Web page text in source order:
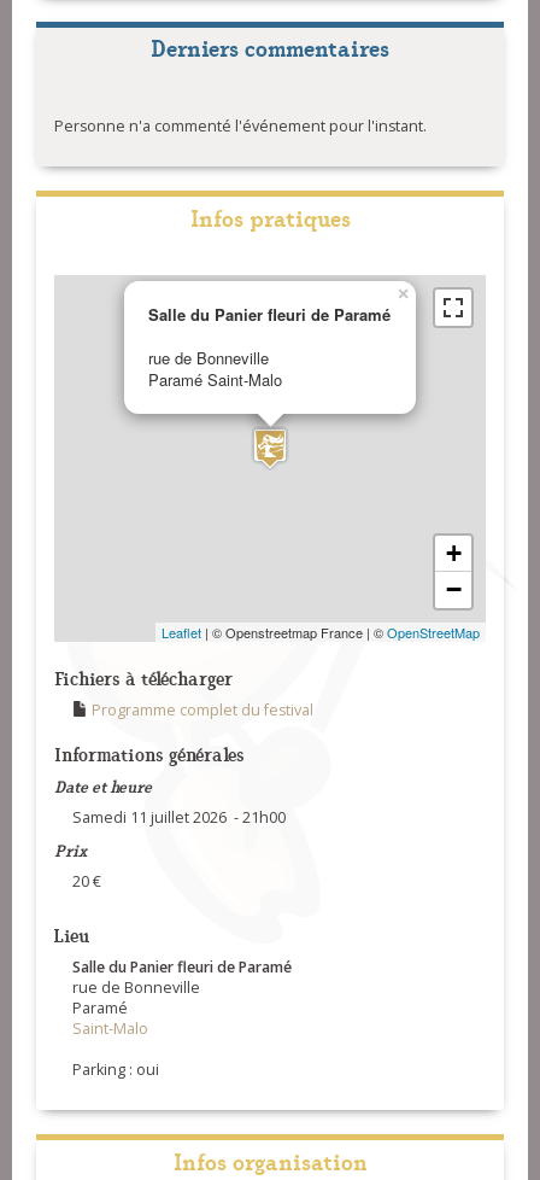
Derniers commentaires
Personne n'a commenté l'événement pour l'instant.
Infos pratiques
Salle du Panier fleuri de Paramé
rue de Bonneville
Paramé Saint-Malo
×
+
−
Leaflet | © Openstreetmap France | ©OpenStreetMap
Fichiers à télécharger
Programme complet du festival
Informations générales
Date et heure
Samedi 11 juillet 2026 - 21h00
Prix
20 €
Lieu
Salle du Panier fleuri de Paramé
rue de Bonneville
Paramé
Saint-Malo
Parking : oui
Infos organisation